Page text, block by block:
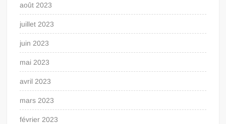
août 2023
juillet 2023
juin 2023
mai 2023
avril 2023
mars 2023
février 2023